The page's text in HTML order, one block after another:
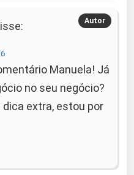
Manuela! Já
no seu negócio?
extra, estou por